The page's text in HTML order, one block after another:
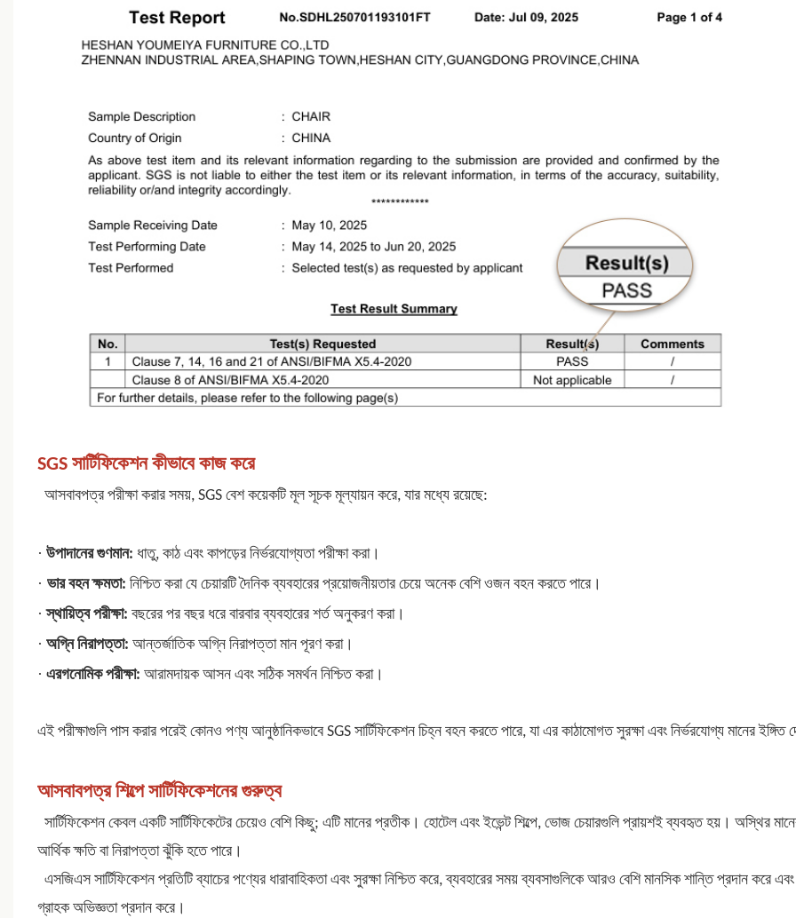
SGS সার্টিফিকেশন কীভাবে কাজ করে
আসবাবপত্র পরীক্ষা করার সময়, SGS বেশ কয়েকটি মূল সূচক মূল্যায়ন করে, যার মধ্যে রয়েছে:
· উপাদানের গুণমান: ধাতু, কাঠ এবং কাপড়ের নির্ভরযোগ্যতা পরীক্ষা করা।
· ভার বহন ক্ষমতা: নিশ্চিত করা যে চেয়ারটি দৈনিক ব্যবহারের প্রয়োজনীয়তার চেয়ে অনেক বেশি ওজন বহন করতে পারে।
· স্থায়িত্ব পরীক্ষা: বছরের পর বছর ধরে বারবার ব্যবহারের শর্ত অনুকরণ করা।
· অগ্নি নিরাপত্তা: আন্তর্জাতিক অগ্নি নিরাপত্তা মান পূরণ করা।
· এরগনোমিক পরীক্ষা: আরামদায়ক আসন এবং সঠিক সমর্থন নিশ্চিত করা।
এই পরীক্ষাগুলি পাস করার পরেই কোনও পণ্য আনুষ্ঠানিকভাবে SGS সার্টিফিকেশন চিহ্ন বহন করতে পারে, যা এর কাঠামোগত সুরক্ষা এবং নির্ভরযোগ্য মানের ইঙ্গিত
আসবাবপত্র শিল্পে সার্টিফিকেশনের গুরুত্ব
সার্টিফিকেশন কেবল একটি সার্টিফিকেটের চেয়েও বেশি কিছু; এটি মানের প্রতীক। হোটেল এবং ইভেন্ট শিল্পে, ভোজ চেয়ারগুলি প্রায়শই ব্যবহৃত হয়। অস্থির
আর্থিক ক্ষতি বা নিরাপত্তা ঝুঁকি হতে পারে।
এসজিএস সার্টিফিকেশন প্রতিটি ব্যাচের পণ্যের ধারাবাহিকতা এবং সুরক্ষা নিশ্চিত করে, ব্যবহারের সময় ব্যবসাগুলিকে আরও বেশি মানসিক শান্তি প্রদান করে
গ্রাহক অভিজ্ঞতা প্রদান করে।